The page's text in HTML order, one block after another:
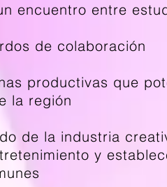
encuentro entre
de colaboración
productivas que
la región​
de la industria
y